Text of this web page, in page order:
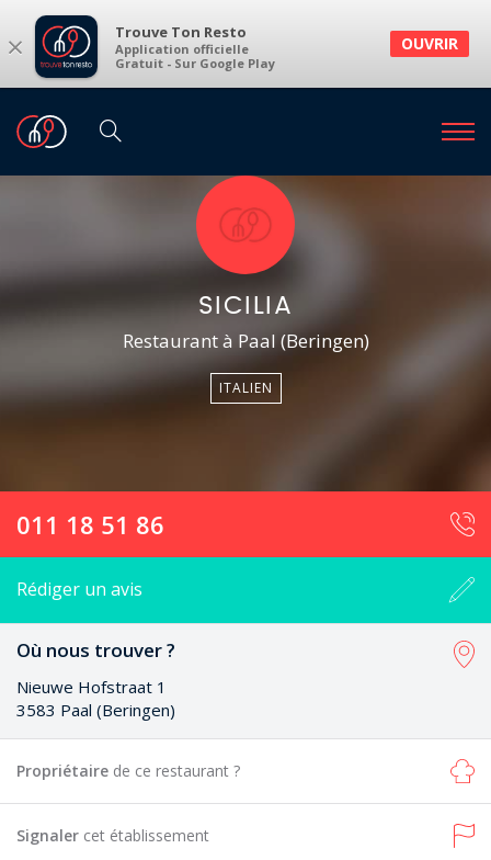
× Trouve Ton Resto
Application officielle
Gratuit - Sur Google Play
OUVRIR
SICILIA
Restaurant à Paal (Beringen)
ITALIEN
011 18 51 86
Rédiger un avis
Où nous trouver ?
Nieuwe Hofstraat 1
3583 Paal (Beringen)
Propriétaire de ce restaurant ?
Signaler cet établissement